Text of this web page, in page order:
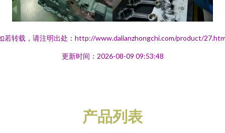
若转载，请注明出处：http://www.dalianzhongchi.com/product/
更新时间：2026-08-09 09:53:48
产品列表